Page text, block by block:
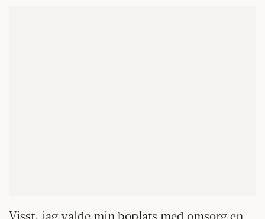
Visst, jag valde min boplats med omsorg en